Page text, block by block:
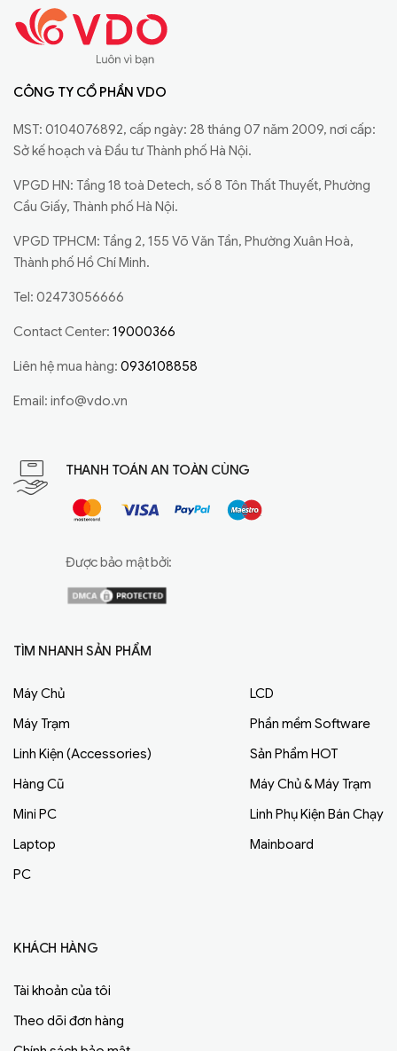
CÔNG TY CỔ PHẦN VDO
MST: 0104076892, cấp ngày: 28 tháng 07 năm 2009, nơi cấp:
Sở kế hoạch và Đầu tư Thành phố Hà Nội.
VPGD HN: Tầng 18 toà Detech, số 8 Tôn Thất Thuyết, Phường
Cầu Giấy, Thành phố Hà Nội.
VPGD TPHCM: Tầng 2, 155 Võ Văn Tần, Phường Xuân Hoà,
Thành phố Hồ Chí Minh.
Tel: 02473056666
Contact Center: 19000366
Liên hệ mua hàng: 0936108858
Email: info@vdo.vn
THANH TOÁN AN TOÀN CÙNG
Được bảo mật bởi:
TÌM NHANH SẢN PHẨM
Máy Chủ
Máy Trạm
Linh Kiện (Accessories)
Hàng Cũ
Mini PC
Laptop
PC
LCD
Phần mềm Software
Sản Phẩm HOT
Máy Chủ & Máy Trạm
Linh Phụ Kiện Bán Chạy
Mainboard
KHÁCH HÀNG
Tài khoản của tôi
Theo dõi đơn hàng